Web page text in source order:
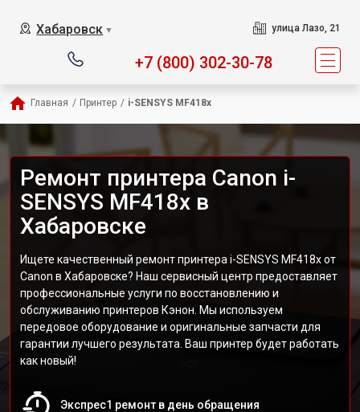
Хабаровск ▼ улица Лазо, 21
+7 (800) 302-30-78
Главная / Принтер / i-SENSYS MF418x
Ремонт принтера Canon i-
SENSYS MF418x в
Хабаровске
Ищете качественный ремонт принтера i-SENSYS MF418x от
Canon в Хабаровске? Наш сервисный центр предоставляет
профессиональные услуги по восстановлению и
обслуживанию принтеров Кэнон. Мы используем
передовое оборудование и оригинальные запчасти для
гарантии лучшего результата. Ваш принтер будет работать
как новый!
Экспрес1 ремонт в день обращения